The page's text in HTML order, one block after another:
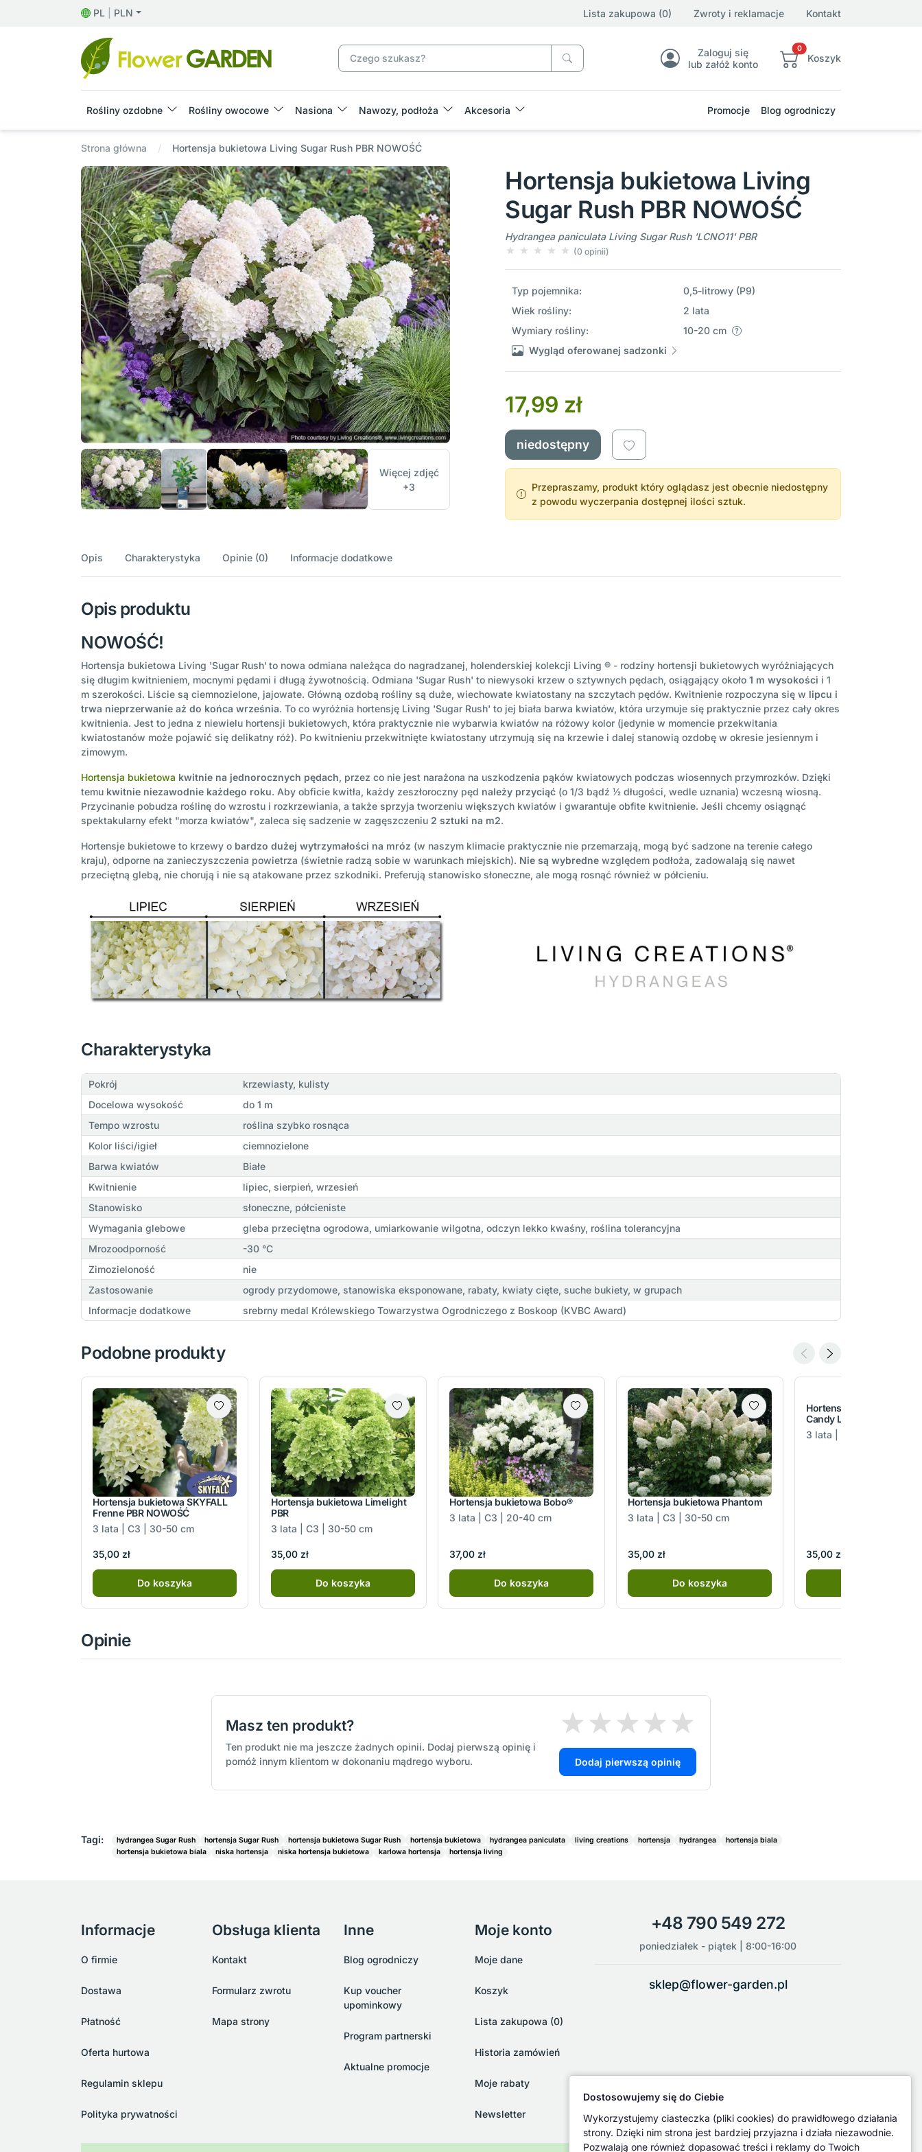
PL PLN Lista zakupowa (0) Zwroty i reklamacje Kontakt
Zaloguj się
lub załóż konto
0
Koszyk
Rośliny ozdobne Rośliny owocowe Nasiona Nawozy, podłoża Akcesoria Promocje Blog ogrodniczy
Strona główna Hortensja bukietowa Living Sugar Rush PBR NOWOŚĆ
Więcej zdjęć
+3
Hortensja bukietowa Living
Sugar Rush PBR NOWOŚĆ
Hydrangea paniculata Living Sugar Rush 'LCNO11' PBR
(0 opinii)
Typ pojemnika:
0,5-litrowy (P9)
Wiek rośliny:
2 lata
Wymiary rośliny:
10-20 cm
Wygląd oferowanej sadzonki
17,99 zł
niedostępny
Przepraszamy, produkt który oglądasz jest obecnie niedostępny
z powodu wyczerpania dostępnej ilości sztuk.
Opis Charakterystyka Opinie (0) Informacje dodatkowe
Opis produktu
NOWOŚĆ!
Hortensja bukietowa Living 'Sugar Rush' to nowa odmiana należąca do nagradzanej, holenderskiej kolekcji Living ® - rodziny hortensji bukietowych wyróżniających
się długim kwitnieniem, mocnymi pędami i długą żywotnością. Odmiana 'Sugar Rush' to niewysoki krzew o sztywnych pędach, osiągający około 1 m wysokości i 1
m szerokości. Liście są ciemnozielone, jajowate. Główną ozdobą rośliny są duże, wiechowate kwiatostany na szczytach pędów. Kwitnienie rozpoczyna się w lipcu i
trwa nieprzerwanie aż do końca września. To co wyróżnia hortensję Living 'Sugar Rush' to jej biała barwa kwiatów, która urzymuje się praktycznie przez cały okres
kwitnienia. Jest to jedna z niewielu hortensji bukietowych, która praktycznie nie wybarwia kwiatów na różowy kolor (jedynie w momencie przekwitania
kwiatostanów może pojawić się delikatny róż). Po kwitnieniu przekwitnięte kwiatostany utrzymują się na krzewie i dalej stanowią ozdobę w okresie jesiennym i
zimowym.
Hortensja bukietowa kwitnie na jednorocznych pędach, przez co nie jest narażona na uszkodzenia pąków kwiatowych podczas wiosennych przymrozków. Dzięki
temu kwitnie niezawodnie każdego roku. Aby obficie kwitła, każdy zeszłoroczny pęd należy przyciąć (o 1/3 bądź ½ długości, wedle uznania) wczesną wiosną.
Przycinanie pobudza roślinę do wzrostu i rozkrzewiania, a także sprzyja tworzeniu większych kwiatów i gwarantuje obfite kwitnienie. Jeśli chcemy osiągnąć
spektakularny efekt "morza kwiatów", zaleca się sadzenie w zagęszczeniu 2 sztuki na m2.
Hortensje bukietowe to krzewy o bardzo dużej wytrzymałości na mróz (w naszym klimacie praktycznie nie przemarzają, mogą być sadzone na terenie całego
kraju), odporne na zanieczyszczenia powietrza (świetnie radzą sobie w warunkach miejskich). Nie są wybredne względem podłoża, zadowalają się nawet
przeciętną glebą, nie chorują i nie są atakowane przez szkodniki. Preferują stanowisko słoneczne, ale mogą rosnąć również w półcieniu.
Charakterystyka
Pokrój
krzewiasty, kulisty
Docelowa wysokość
do 1 m
Tempo wzrostu
roślina szybko rosnąca
Kolor liści/igieł
ciemnozielone
Barwa kwiatów
Białe
Kwitnienie
lipiec, sierpień, wrzesień
Stanowisko
słoneczne, półcieniste
Wymagania glebowe
gleba przeciętna ogrodowa, umiarkowanie wilgotna, odczyn lekko kwaśny, roślina tolerancyjna
Mrozoodporność
-30 °C
Zimozieloność
nie
Zastosowanie
ogrody przydomowe, stanowiska eksponowane, rabaty, kwiaty cięte, suche bukiety, w grupach
Informacje dodatkowe
srebrny medal Królewskiego Towarzystwa Ogrodniczego z Boskoop (KVBC Award)
Podobne produkty
Hortensja bukietowa SKYFALL
Frenne PBR NOWOŚĆ
3 lata | C3 | 30-50 cm
35,00 zł
Do koszyka
Hortensja bukietowa Limelight
PBR
3 lata | C3 | 30-50 cm
35,00 zł
Do koszyka
Hortensja bukietowa Bobo®
3 lata | C3 | 20-40 cm
37,00 zł
Do koszyka
Hortensja bukietowa Phantom
3 lata | C3 | 30-50 cm
35,00 zł
Do koszyka
Hortensja bukietowa
Candy Love PBR
3 lata | C3 | 30-50 cm
35,00 zł
Opinie
Masz ten produkt?
Ten produkt nie ma jeszcze żadnych opinii. Dodaj pierwszą opinię i
pomóż innym klientom w dokonaniu mądrego wyboru.
Dodaj pierwszą opinię
Tagi: hydrangea Sugar Rush hortensja Sugar Rush hortensja bukietowa Sugar Rush hortensja bukietowa hydrangea paniculata living creations hortensja hydrangea
hortensja biala
hortensja bukietowa biala
niska hortensja niska hortensja bukietowa karlowa hortensja hortensja living
Informacje
O firmie
Dostawa
Płatność
Oferta hurtowa
Regulamin sklepu
Polityka prywatności
Obsługa klienta
Kontakt
Formularz zwrotu
Mapa strony
Inne
Blog ogrodniczy
Kup voucher
upominkowy
Program partnerski
Aktualne promocje
Moje konto
Moje dane
Koszyk
Lista zakupowa (0)
Historia zamówień
Moje rabaty
Newsletter
+48 790 549 272
poniedziałek - piątek | 8:00-16:00
sklep@flower-garden.pl
Dostosowujemy się do Ciebie
Wykorzystujemy ciasteczka (pliki cookies) do prawidłowego działania
strony. Dzięki nim strona jest bardziej przyjazna i działa niezawodnie.
Pozwalają one również dopasować treści i reklamy do Twoich